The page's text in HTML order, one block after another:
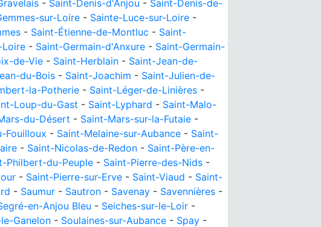
- Saint-Denis-d'Anjou - Saint-Denis-de-
sur-Loire - Sainte-Luce-sur-Loire -
- Saint-Étienne-de-Montluc - Saint-
Loire - Saint-Germain-d'Anxure - Saint-Germain-
de-Vie - Saint-Herblain - Saint-Jean-de-
du-Bois - Saint-Joachim - Saint-Julien-de-
la-Potherie - Saint-Léger-de-Linières -
Loup-du-Gast - Saint-Lyphard - Saint-Malo-
du-Désert - Saint-Mars-sur-la-Futaie -
Fouilloux - Saint-Melaine-sur-Aubance - Saint-
- Saint-Nicolas-de-Redon - Saint-Père-en-
Philbert-du-Peuple - Saint-Pierre-des-Nids -
- Saint-Pierre-sur-Erve - Saint-Viaud - Saint-
- Saumur - Sautron - Savenay - Savennières -
en-Anjou Bleu - Seiches-sur-le-Loir -
Ganelon - Soulaines-sur-Aubance - Spay -